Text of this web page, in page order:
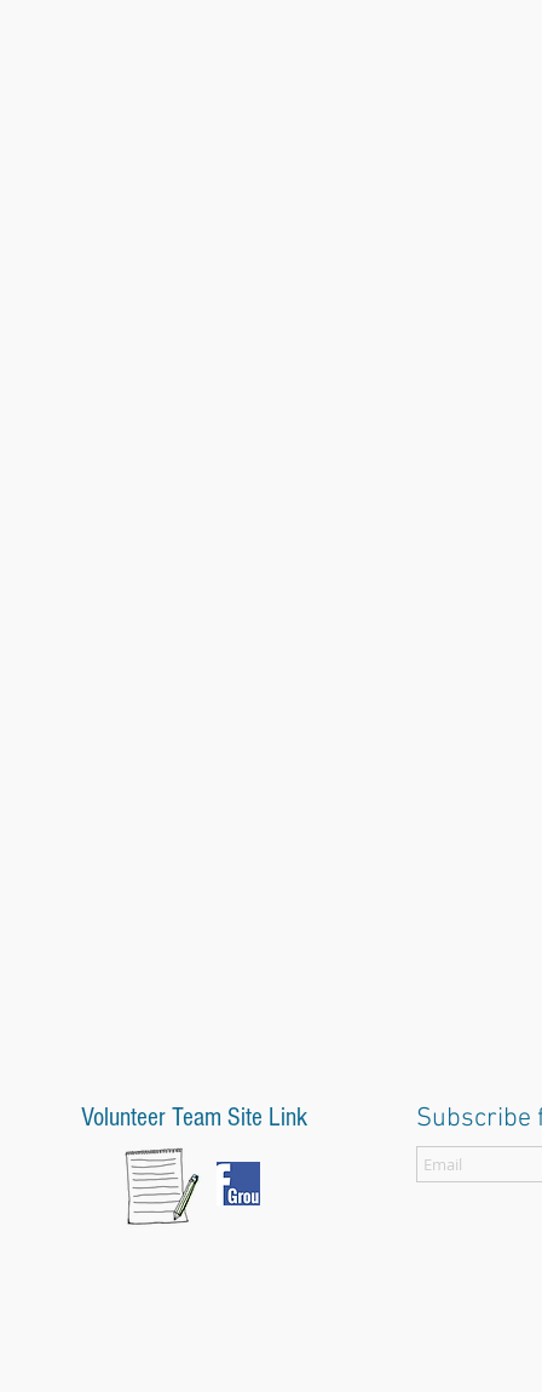
Volunteer Team Site Link Subscribe